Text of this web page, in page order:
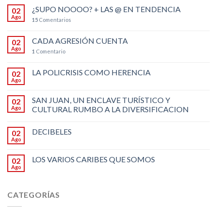
02
Ago
¿SUPO NOOOO? + LAS @ EN TENDENCIA
15 Comentarios
02
Ago
CADA AGRESIÓN CUENTA
1 Comentario
02
Ago
LA POLICRISIS COMO HERENCIA
02
Ago
SAN JUAN, UN ENCLAVE TURÍSTICO Y
CULTURAL RUMBO A LA DIVERSIFICACION
02
Ago
DECIBELES
02
Ago
LOS VARIOS CARIBES QUE SOMOS
CATEGORÍAS